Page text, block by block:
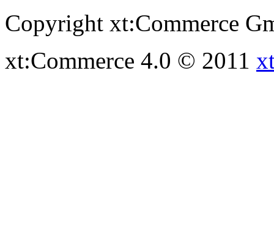
Copyright xt:Commerce
xt:Commerce 4.0 © 2011